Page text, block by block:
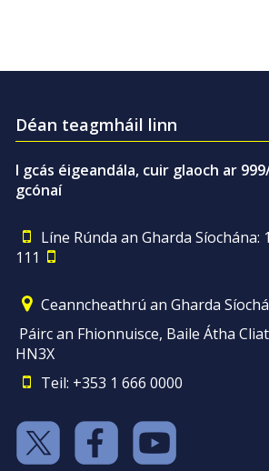
Déan teagmháil linn
I gcás éigeandála, cuir glaoch ar
gcónaí
Líne Rúnda an Gharda Síochána:
111
Ceanncheathrú an Gharda
Páirc an Fhionnuisce, Baile Átha
HN3X
Teil: +353 1 666 0000